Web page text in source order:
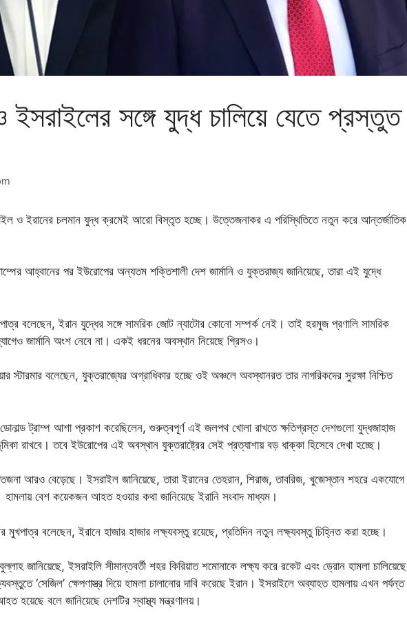
ইসরাইলের সঙ্গে যুদ্ধ চালিয়ে যেতে প্রস্তুত
ও ইরানের চলমান যুদ্ধ ক্রমেই আরো বিস্তৃত হচ্ছে। উত্তেজনাকর এ পরিস্থিতিতে নতুন করে আন্তর্জাতিক
আহ্বানের পর ইউরোপের অন্যতম শক্তিশালী দেশ জার্মানি ও যুক্তরাজ্য জানিয়েছে, তারা এই যুদ্ধে
বলেছেন, ইরান যুদ্ধের সঙ্গে সামরিক জোট ন্যাটোর কোনো সম্পর্ক নেই। তাই হরমুজ প্রণালি সামরিক
জার্মানি অংশ নেবে না। একই ধরনের অবস্থান নিয়েছে গ্রিসও।
স্টারমার বলেছেন, যুক্তরাজ্যের অগ্রাধিকার হচ্ছে ওই অঞ্চলে অবস্থানরত তার নাগরিকদের সুরক্ষা নিশ্চিত
ডোনাল্ড ট্রাম্প আশা প্রকাশ করেছিলেন, গুরুত্বপূর্ণ এই জলপথ খোলা রাখতে ক্ষতিগ্রস্ত দেশগুলো যুদ্ধজাহাজ
রাখবে। তবে ইউরোপের এই অবস্থান যুক্তরাষ্ট্রের সেই প্রত্যাশায় বড় ধাক্কা হিসেবে দেখা হচ্ছে।
আরও বেড়েছে। ইসরাইল জানিয়েছে, তারা ইরানের তেহরান, শিরাজ, তাবরিজ, খুজেস্তান শহরে একযোগে
হামলায় বেশ কয়েকজন আহত হওয়ার কথা জানিয়েছে ইরানি সংবাদ মাধ্যম।
মুখপাত্র বলেছেন, ইরানে হাজার হাজার লক্ষ্যবস্তু রয়েছে, প্রতিদিন নতুন লক্ষ্যবস্তু চিহ্নিত করা হচ্ছে।
জানিয়েছে, ইসরাইলি সীমান্তবর্তী শহর কিরিয়াত শমোনাকে লক্ষ্য করে রকেট এবং ড্রোন হামলা চালিয়েছে
‘সেজিল’ ক্ষেপণাস্ত্র দিয়ে হামলা চালানোর দাবি করেছে ইরান। ইসরাইলে অব্যাহত হামলায় এখন পর্যন্ত
হয়েছে বলে জানিয়েছে দেশটির স্বাস্থ্য মন্ত্রণালয়।